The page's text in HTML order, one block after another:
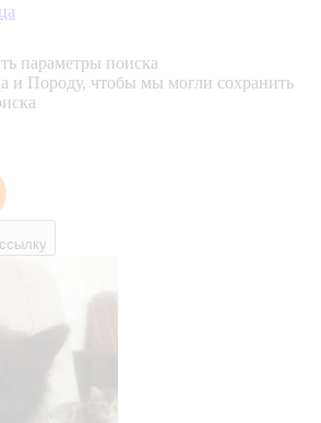
параметры поиска
и Породу, чтобы мы могли сохранить